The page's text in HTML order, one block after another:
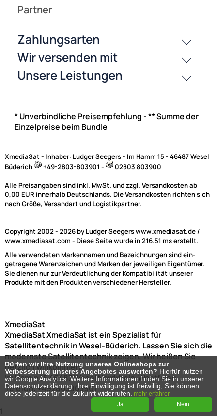
* Unverbindliche Preisempfehlung - ** Summe der
Einzelpreise beim Bundle
XmediaSat - Inhaber: Ludger Seegers - Im Hamm 15 - 46487 Wesel
Büderich
+49-2803-803901 - 02803 803900
Alle Preisangaben sind inkl. MwSt. und zzgl. Versandkosten ab
0,00 EUR innerhalb Deutschlands. Die Versandkosten richten sich
nach Größe, Versandart und Logistikpartner.
Copyright 2002 - 2026 by Ludger Seegers www.xmediasat.de /
www.xmediasat.com - Diese Seite wurde in 216.51 ms erstellt.
Alle verwendeten Markennamen und Bezeichnungen sind ein-
getragene Warenzeichen und Marken der jeweiligen Eigentümer.
Sie dienen nur zur Verdeutlichung der Kompatibilität unserer
Produkte mit den Produkten verschiedener Hersteller.
XmediaSat
XmediaSatXmediaSat ist ein Spezialist für
Satellitentechnik in Wesel-Büderich. Lassen Sie sich die
modernste Satellitentechnik zeigen. Wir heißen Sie
herzlich willkommen!
Im Hamm 1546487Wesel Nordrhein-Westfalen
Telefon:+492803803901
Dürfen wir Ihre Nutzung unseres Onlineshops zur
Verbesserung unseres Angebotes auswerten? Hierfür nutzen
wir Google Analytics. Weitere Informationen finden Sie in unserer
Datenschutzerklärung. Ihre Einwilligung ist freiwillig, Sie können
diese jederzeit für die Zukunft widerrufen.
mehr erfahren
Nein
Ja
1